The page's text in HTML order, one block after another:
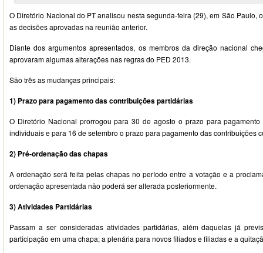
O Diretório Nacional do PT analisou nesta segunda-feira (29), em São Paulo,
as decisões aprovadas na reunião anterior.
Diante dos argumentos apresentados, os membros da direção nacional
aprovaram algumas alterações nas regras do PED 2013.
São três as mudanças principais:
1) Prazo para pagamento das contribuições partidárias
O Diretório Nacional prorrogou para 30 de agosto o prazo para
individuais e para 16 de setembro o prazo para pagamento das contribuições
2) Pré-ordenação das chapas
A ordenação será feita pelas chapas no período entre a votação e a
ordenação apresentada não poderá ser alterada posteriormente.
3) Atividades Partidárias
Passam a ser consideradas atividades partidárias, além daquelas já
participação em uma chapa; a plenária para novos filiados e filiadas e a